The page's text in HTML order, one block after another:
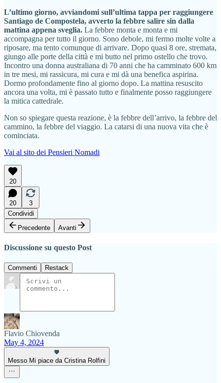
L’ultimo giorno, avviandomi sull’ultima tappa per raggiungere
Santiago de Compostela, avverto la febbre salire sin dalla
mattina appena sveglia. La febbre monta e monta e mi
accompagna per tutto il giorno. Sono debole, mi fermo molte volte a
riposare, ma tento comunque di arrivare. Dopo quasi 8 ore, stremata,
giungo alle porte della città e mi butto nel primo ostello che trovo.
Incontro una donna australiana di 70 anni che ha camminato 600 km
in tre mesi, mi rassicura, mi cura e mi dà una benefica aspirina.
Dormo profondamente fino al giorno dopo. La mattina resuscito
ancora una volta, mi è passato tutto e finalmente posso raggiungere
la mitica cattedrale.
Non so spiegare questa reazione, è la febbre dell’arrivo, la febbre del
cammino, la febbre del viaggio. La catarsi di una nuova vita che è
cominciata.
Vai al sito dei Pensieri Nomadi
20
20
3
Condividi
Precedente
Avanti
Discussione su questo Post
Commenti Restack
Flavio Chiovenda
May 4, 2024
Messo Mi piace da Cristina Rolfini